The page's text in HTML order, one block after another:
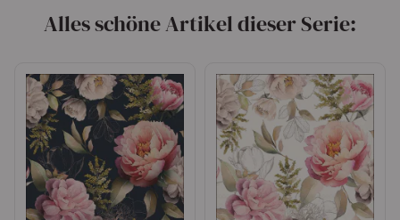
Alles schöne Artikel dieser Serie: